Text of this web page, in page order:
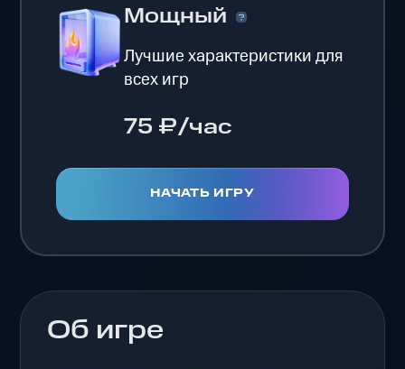
Мощный
Лучшие характеристики для
всех игр
75 ₽/час
НАЧАТЬ ИГРУ
Об игре